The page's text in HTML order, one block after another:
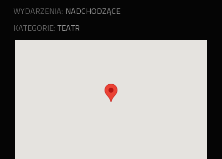
WYDARZENIA: NADCHODZĄCE
KATEGORIE: TEATR